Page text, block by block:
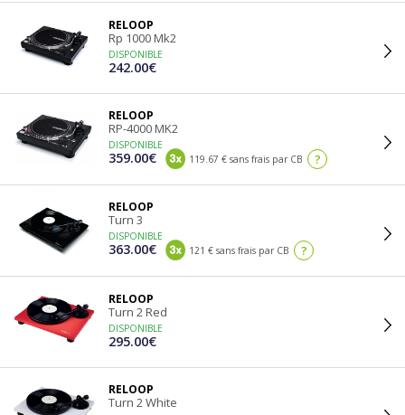
RELOOP
Rp 1000 Mk2
DISPONIBLE
242.00€
RELOOP
RP-4000 MK2
DISPONIBLE
359.00€ 119.67 € sans frais par CB ?
RELOOP
Turn 3
DISPONIBLE
363.00€ 121 € sans frais par CB ?
RELOOP
Turn 2 Red
DISPONIBLE
295.00€
RELOOP
Turn 2 White